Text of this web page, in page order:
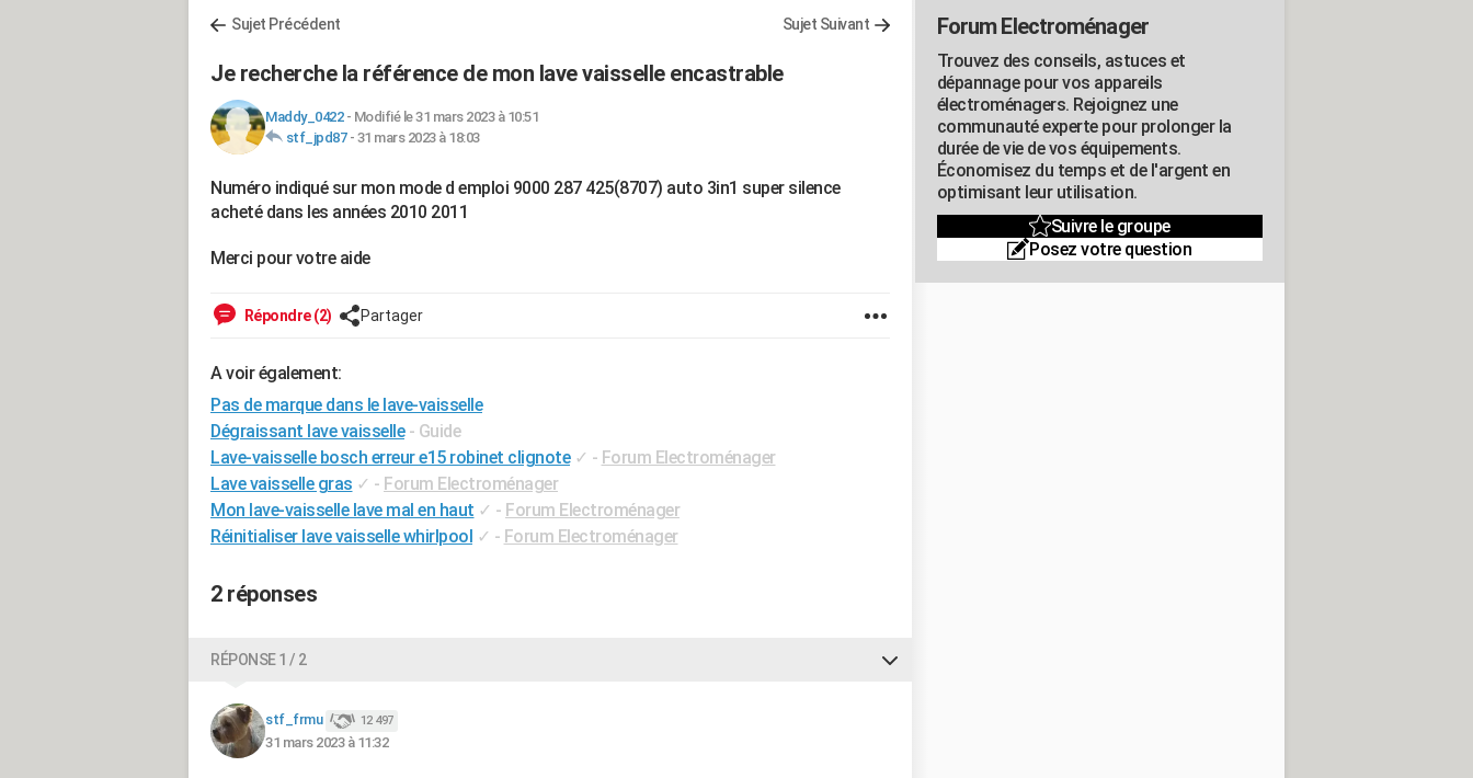
Sujet Précédent Sujet Suivant
Je recherche la référence de mon lave vaisselle encastrable
Maddy_0422- Modifié le 31 mars 2023 à 10:51
stf_jpd87- 31 mars 2023 à 18:03
Numéro indiqué sur mon mode d emploi 9000 287 425(8707) auto 3in1 super silence
acheté dans les années 2010 2011
Merci pour votre aide
Répondre (2) Partager
A voir également:
Pas de marque dans le lave-vaisselle
Dégraissant lave vaisselle - Guide
Lave-vaisselle bosch erreur e15 robinet clignote ✓ - Forum Electroménager
Lave vaisselle gras ✓ - Forum Electroménager
Mon lave-vaisselle lave mal en haut ✓ - Forum Electroménager
Réinitialiser lave vaisselle whirlpool ✓ - Forum Electroménager
2 réponses
RÉPONSE 1 / 2
stf_frmu 12 497
31 mars 2023 à 11:32
Forum Electroménager
Trouvez des conseils, astuces et
dépannage pour vos appareils
électroménagers. Rejoignez une
communauté experte pour prolonger la
durée de vie de vos équipements.
Économisez du temps et de l'argent en
optimisant leur utilisation.
Suivre le groupe
Posez votre question